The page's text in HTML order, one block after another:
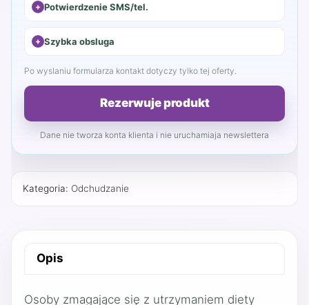
Potwierdzenie SMS/tel.
Szybka obsluga
Po wyslaniu formularza kontakt dotyczy tylko tej oferty.
Rezerwuje produkt
Dane nie tworza konta klienta i nie uruchamiaja newslettera
Kategoria: Odchudzanie
Opis
Osoby zmagające się z utrzymaniem diety